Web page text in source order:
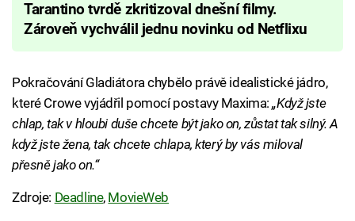
Tarantino tvrdě zkritizoval dnešní filmy.
Zároveň vychválil jednu novinku od Netflixu
Pokračování Gladiátora chybělo právě idealistické jádro,
které Crowe vyjádřil pomocí postavy Maxima:„Když jste
chlap, tak v hloubi duše chcete být jako on, zůstat tak silný. A
když jste žena, tak chcete chlapa, který by vás miloval
přesně jako on.“
Zdroje: Deadline, MovieWeb